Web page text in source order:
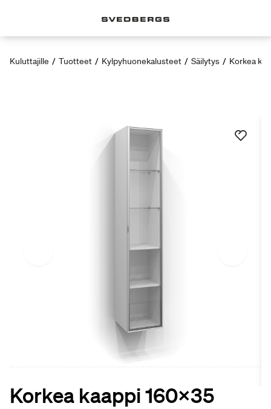
Kuluttajille / Tuotteet / Kylpyhuonekalusteet / Säilytys / Korkea
Korkea kaappi 160x35